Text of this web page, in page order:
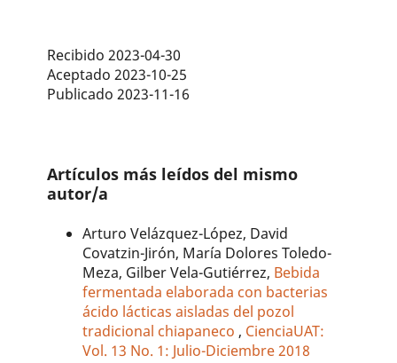
Recibido 2023-04-30
Aceptado 2023-10-25
Publicado 2023-11-16
Artículos más leídos del mismo
autor/a
Arturo Velázquez-López, David
Covatzin-Jirón, María Dolores Toledo-
Meza, Gilber Vela-Gutiérrez, Bebida
fermentada elaborada con bacterias
ácido lácticas aisladas del pozol
tradicional chiapaneco , CienciaUAT:
Vol. 13 No. 1: Julio-Diciembre 2018